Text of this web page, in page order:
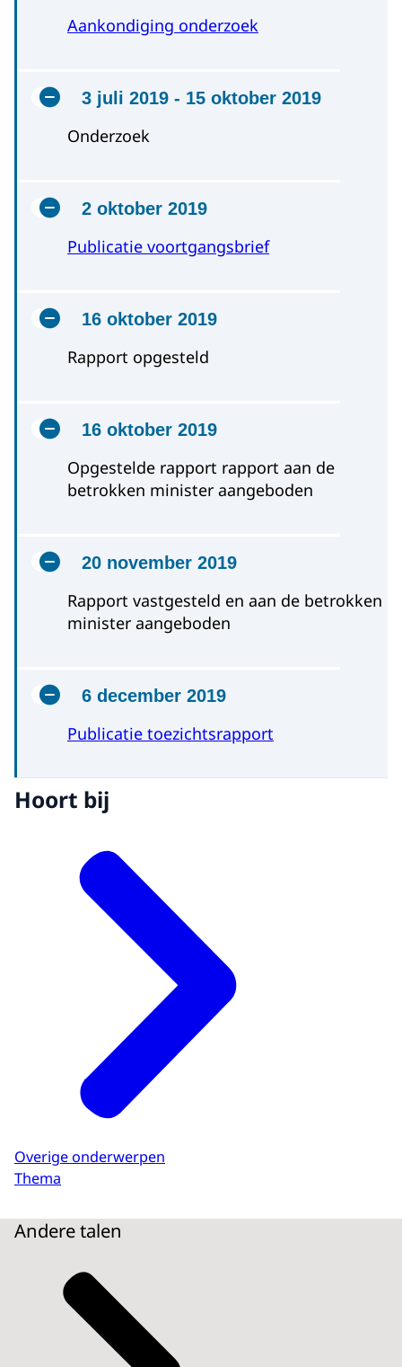
Aankondiging onderzoek
3 juli 2019 - 15 oktober 2019
Onderzoek
2 oktober 2019
Publicatie voortgangsbrief
16 oktober 2019
Rapport opgesteld
16 oktober 2019
Opgestelde rapport rapport aan de
betrokken minister aangeboden
20 november 2019
Rapport vastgesteld en aan de betrokken
minister aangeboden
6 december 2019
Publicatie toezichtsrapport
Hoort bij
Overige onderwerpen
Thema
Andere talen